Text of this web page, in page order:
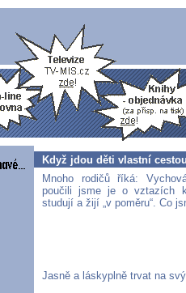
Když jdou děti vlastní
Mnoho rodičů říká:
poučili jsme je o vztazích
studují a žijí „v poměru“. Co
Jasně a láskyplně trvat na